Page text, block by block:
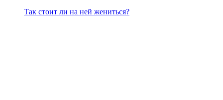
Так стоит ли на ней жениться?